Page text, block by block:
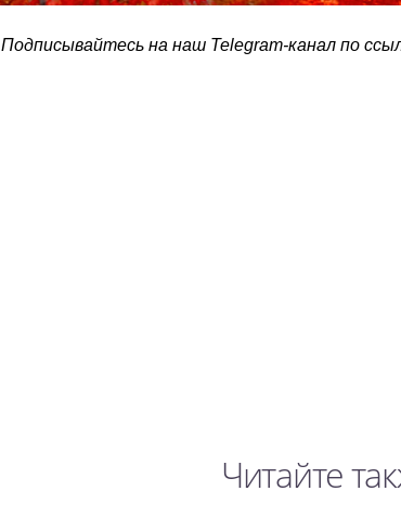
Подписывайтесь на наш Telegram-канал по
Читайте